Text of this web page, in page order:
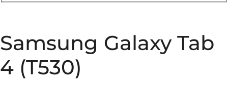
Samsung Galaxy Tab
4 (T530)